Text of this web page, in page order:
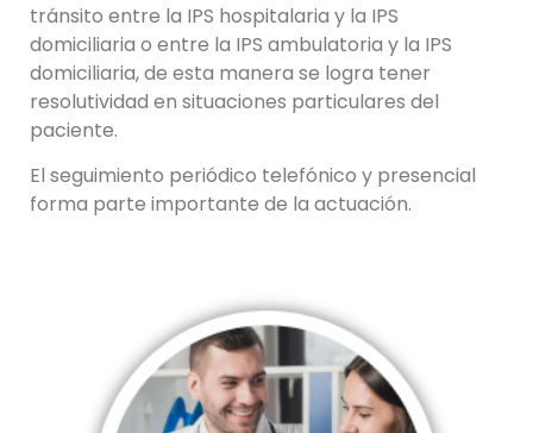
tránsito entre la IPS hospitalaria y la IPS
domiciliaria o entre la IPS ambulatoria y la IPS
domiciliaria, de esta manera se logra tener
resolutividad en situaciones particulares del
paciente.
El seguimiento periódico telefónico y presencial
forma parte importante de la actuación.